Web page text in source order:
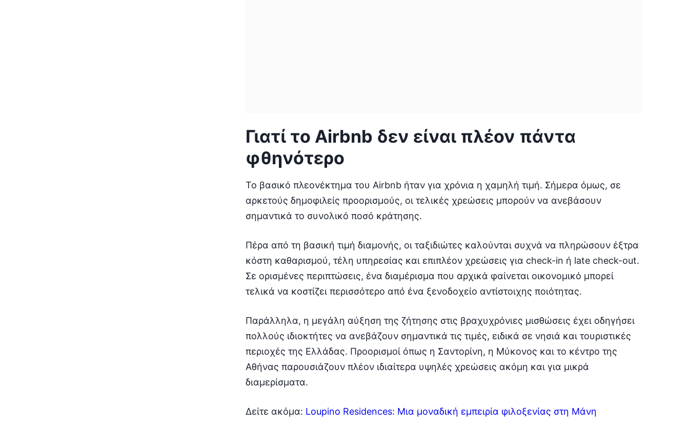
Γιατί το Airbnb δεν είναι πλέον πάντα
φθηνότερο
Το βασικό πλεονέκτημα του Airbnb ήταν για χρόνια η χαμηλή τιμή. Σήμερα όμως, σε
αρκετούς δημοφιλείς προορισμούς, οι τελικές χρεώσεις μπορούν να ανεβάσουν
σημαντικά το συνολικό ποσό κράτησης.
Πέρα από τη βασική τιμή διαμονής, οι ταξιδιώτες καλούνται συχνά να πληρώσουν έξτρα
κόστη καθαρισμού, τέλη υπηρεσίας και επιπλέον χρεώσεις για check-in ή late check-out.
Σε ορισμένες περιπτώσεις, ένα διαμέρισμα που αρχικά φαίνεται οικονομικό μπορεί
τελικά να κοστίζει περισσότερο από ένα ξενοδοχείο αντίστοιχης ποιότητας.
Παράλληλα, η μεγάλη αύξηση της ζήτησης στις βραχυχρόνιες μισθώσεις έχει οδηγήσει
πολλούς ιδιοκτήτες να ανεβάζουν σημαντικά τις τιμές, ειδικά σε νησιά και τουριστικές
περιοχές της Ελλάδας. Προορισμοί όπως η Σαντορίνη, η Μύκονος και το κέντρο της
Αθήνας παρουσιάζουν πλέον ιδιαίτερα υψηλές χρεώσεις ακόμη και για μικρά
διαμερίσματα.
Δείτε ακόμα: Loupino Residences: Μια μοναδική εμπειρία φιλοξενίας στη Μάνη